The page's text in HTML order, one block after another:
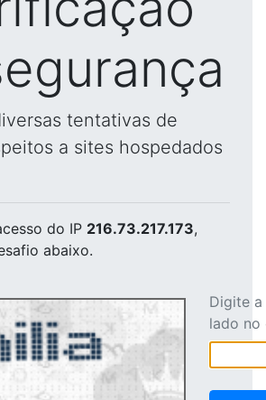
tentativas de
a sites hospedados
do IP 216.73.217.173,
abaixo.
Digite
lado no